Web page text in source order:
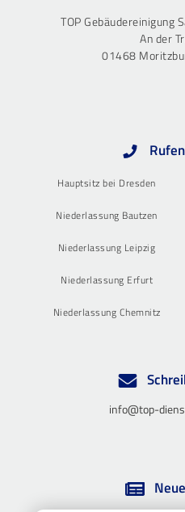
TOP Gebäudereinigung
An der
01468
Hauptsitz bei Dresden
Niederlassung Bautzen
Niederlassung Leipzig
Niederlassung Erfurt
Niederlassung Chemnitz
info@top-